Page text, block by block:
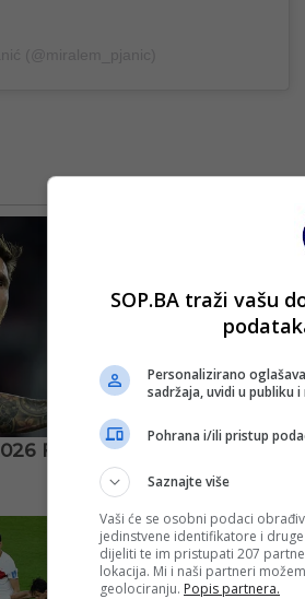
SOP.BA traži vašu
Personalizirano
sadržaja, uvidi u publiku
Pohrana i/ili pristup
Saznajte više
Vaši će se osobni podaci
jedinstvene identifikatore i
dijeliti te im pristupati 207
lokacija. Mi i naši partneri
geolociranju. Popis partnera.